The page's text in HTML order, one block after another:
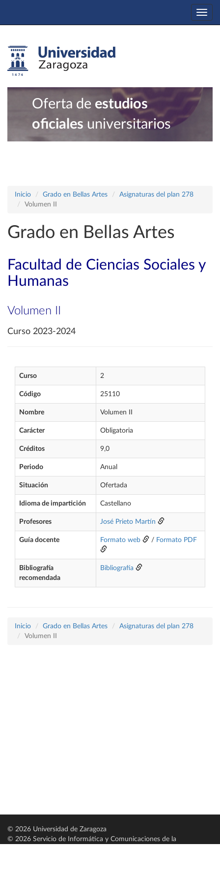
Oferta de estudios
oficiales universitarios
Inicio Grado en Bellas Artes
Asignaturas del plan 278
Volumen II
Grado en Bellas Artes
Facultad de Ciencias Sociales y
Humanas
Volumen II
Curso 2023-2024
Curso 2
Código 25110
Nombre Volumen II
Carácter Obligatoria
Créditos 9,0
Periodo Anual
Situación Ofertada
Idioma de impartición Castellano
Profesores José Prieto Martín
Guía docente Formato web / Formato PDF
Bibliografía
recomendada
Bibliografía
Inicio Grado en Bellas Artes
Asignaturas del plan 278
Volumen II
© 2026 Universidad de Zaragoza
© 2026 Servicio de Informática y Comunicaciones de la